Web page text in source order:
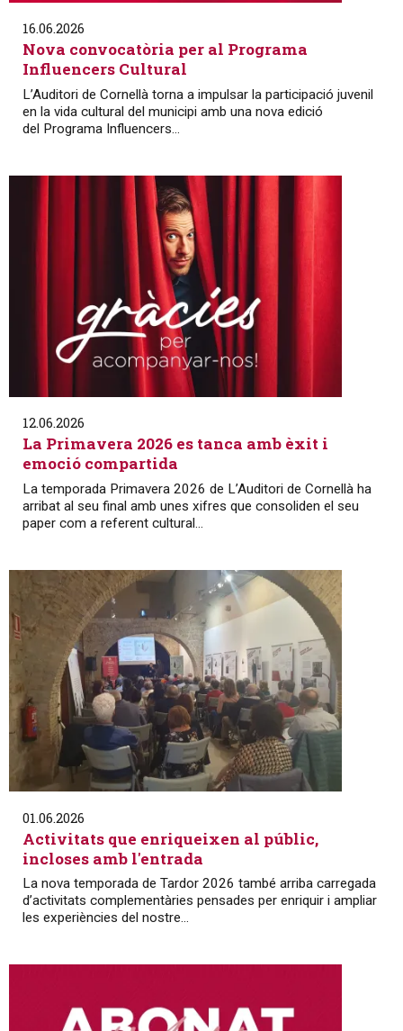
16.06.2026
Nova convocatòria per al Programa
Influencers Cultural
L’Auditori de Cornellà torna a impulsar la participació juvenil
en la vida cultural del municipi amb una nova edició
del Programa Influencers...
12.06.2026
La Primavera 2026 es tanca amb èxit i
emoció compartida
La temporada Primavera 2026 de L’Auditori de Cornellà ha
arribat al seu final amb unes xifres que consoliden el seu
paper com a referent cultural...
01.06.2026
Activitats que enriqueixen al públic,
incloses amb l'entrada
La nova temporada de Tardor 2026 també arriba carregada
d’activitats complementàries pensades per enriquir i ampliar
les experiències del nostre...